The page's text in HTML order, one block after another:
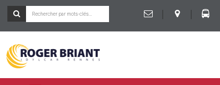
|
|
ROGER
BRIANT